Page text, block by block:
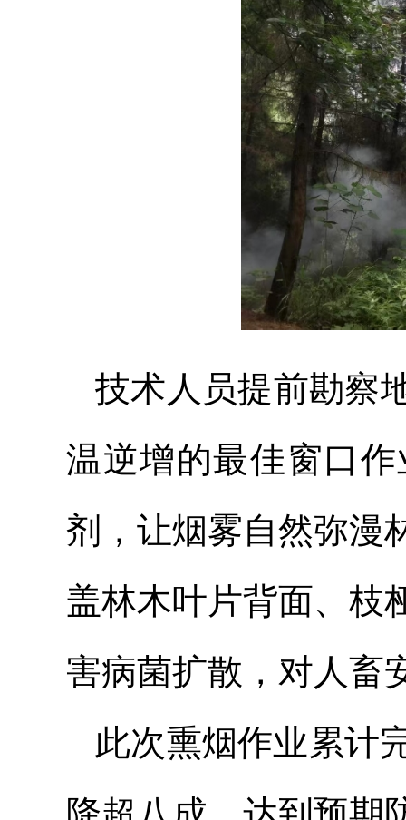
技术人员提前勘察
温逆增的最佳窗口
剂，让烟雾自然弥漫
盖林木叶片背面、枝
害病菌扩散，对人畜
此次熏烟作业累计